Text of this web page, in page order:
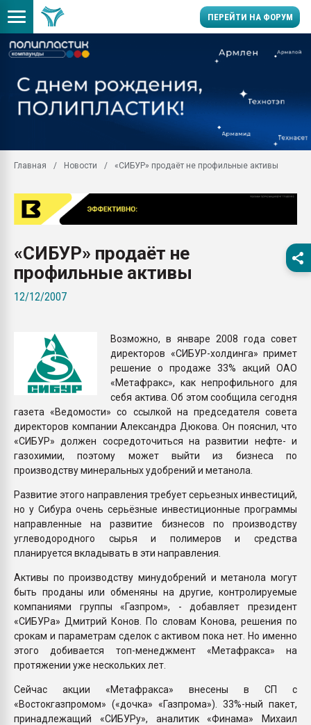
ПЕРЕЙТИ НА ФОРУМ
заводу пластмасс"
Помощь в подборе
Вакуум-формовочные
первый план в
бутылок
ПЕРЕЙТИ НА
Главная Новости «СИБУР» продаёт не профильные активы
«СИБУР» продаёт не
профильные активы
12/12/2007
Возможно, в январе 2008 года совет
директоров «СИБУР-холдинга» примет
решение о продаже 33% акций ОАО
«Метафракс», как непрофильного для
себя актива. Об этом сообщила сегодня
газета «Ведомости» со ссылкой на председателя совета
директоров компании Александра Дюкова. Он пояснил, что
«СИБУР» должен сосредоточиться на развитии нефте- и
газохимии, поэтому может выйти из бизнеса по
производству минеральных удобрений и метанола.
Развитие этого направления требует серьезных инвестиций,
но у Сибура очень серьёзные инвестиционные программы
направленные на развитие бизнесов по производству
углеводородного сырья и полимеров и средства
планируется вкладывать в эти направления.
Активы по производству минудобрений и метанола могут
быть проданы или обменяны на другие, контролируемые
компаниями группы «Газпром», - добавляет президент
«СИБУРа» Дмитрий Конов. По словам Конова, решения по
срокам и параметрам сделок с активом пока нет. Но именно
этого добивается топ-менеджмент «Метафракса» на
протяжении уже нескольких лет.
Сейчас акции «Метафракса» внесены в СП с
«Востокгазпромом» («дочка» «Газпрома»). 33%-ный пакет,
принадлежащий «СИБУРу», аналитик «Финама» Михаил